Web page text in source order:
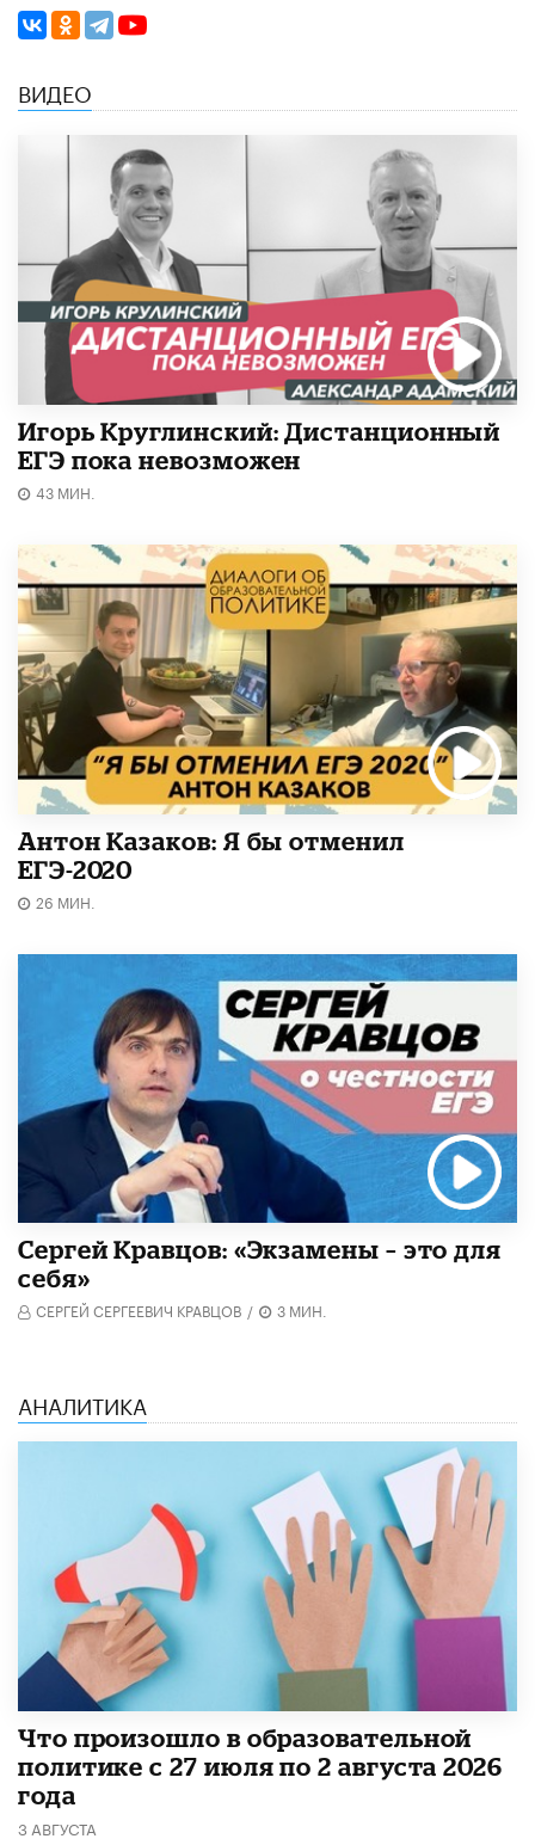
ВИДЕО
Игорь Круглинский: Дистанционный
ЕГЭ пока невозможен
43 МИН.
Антон Казаков: Я бы отменил
ЕГЭ-2020
26 МИН.
Сергей Кравцов: «Экзамены – это для
себя»
СЕРГЕЙ СЕРГЕЕВИЧ КРАВЦОВ / 3 МИН.
АНАЛИТИКА
​Что произошло в образовательной
политике с 27 июля по 2 августа 2026
года
3 АВГУСТА